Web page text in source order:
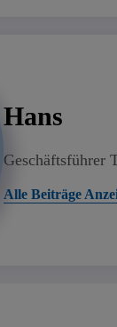
Hans
Geschäftsführer
Alle Beiträge